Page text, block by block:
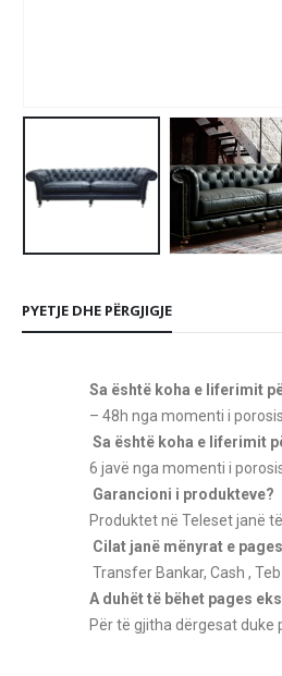
PYETJE DHE PËRGJIGJE
Sa është koha e liferimit
– 48h nga momenti i
Sa është koha e liferimit
6 javë nga momenti i
Garancioni i produkteve?
Produktet në Teleset janë
Cilat janë mënyrat e
Transfer Bankar, Cash , Teb
A duhët të bëhet pages
Për të gjitha dërgesat duke